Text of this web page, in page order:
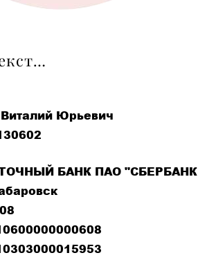
Юрьевич
БАНК ПАО "СБЕРБАНК